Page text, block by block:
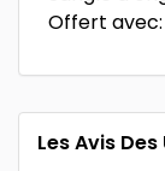
Offert avec:
Les Avis